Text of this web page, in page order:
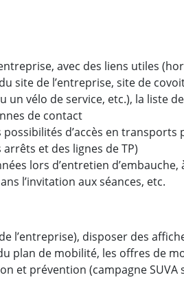
avec des liens utiles
site de l’entreprise, site de
vélo de service, etc.), la liste
de contact
d’accès en transports
et des lignes de TP)
lors d’entretien d’embauche,
l’invitation aux séances, etc.
l’entreprise), disposer des
plan de mobilité, les offres de
et prévention (campagne SUVA